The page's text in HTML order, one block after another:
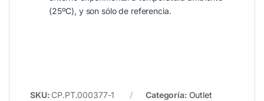
(25ºC), y son sólo de referencia.
SKU: CP.PT.000377-1 Categoría: Outlet